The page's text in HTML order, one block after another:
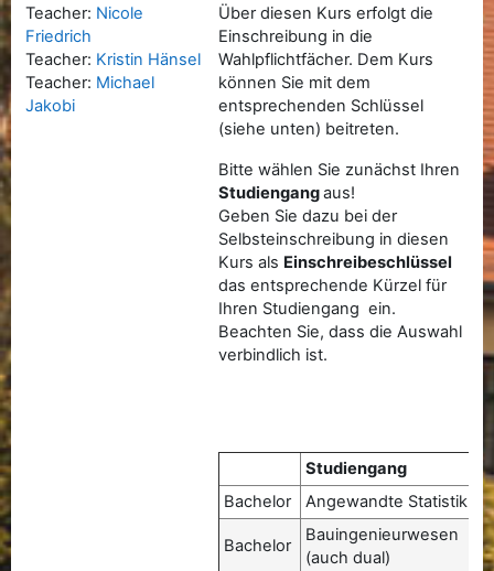
Über diesen Kurs erfolgt die
Einschreibung in die
Wahlpflichtfächer. Dem Kurs
können Sie mit dem
entsprechenden Schlüssel
(siehe unten) beitreten.
Bitte wählen Sie zunächst Ihren
Studiengangaus!
Geben Sie dazu bei der
Selbsteinschreibung in diesen
Kurs als Einschreibeschlüssel
das entsprechende Kürzel für
Ihren Studiengang ein.
Beachten Sie, dass die Auswahl
verbindlich ist.
Studiengang
Bachelor
Angewandte Statistik
Bachelor
Bauingenieurwesen
(auch dual)
Teacher: Nicole
Friedrich
Teacher: Kristin Hänsel
Teacher: Michael
Jakobi